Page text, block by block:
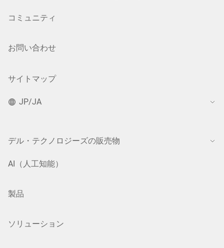
コミュニティ
お問い合わせ
サイトマップ
JP/JA
デル・テクノロジーズの販売物
AI（人工知能）
製品
ソリューション